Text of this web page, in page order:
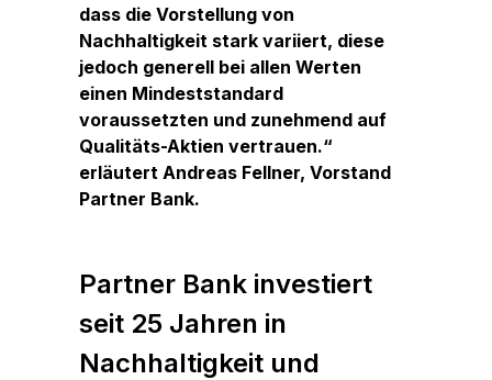
dass die Vorstellung von
Nachhaltigkeit stark variiert, diese
jedoch generell bei allen Werten
einen Mindeststandard
voraussetzten und zunehmend auf
Qualitäts-Aktien vertrauen.“
erläutert Andreas Fellner, Vorstand
Partner Bank.
Partner Bank investiert
seit 25 Jahren in
Nachhaltigkeit und